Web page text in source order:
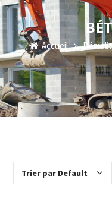
Accueil
Trier par Default